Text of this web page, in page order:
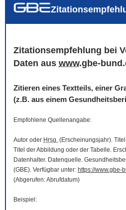
auch in allen Texten suchen
Zitationsempfehlung bei
Daten aus www.gbe-
Zitieren eines Textteils, einer
(z.B. aus einem
Empfohlene Quellenangabe:
Autor oder Hrsg. (Erscheinungsjahr).
Titel der Abbildung oder der Tabelle.
Datenhalter. Datenquelle.
(GBE). Verfügbar unter: https://www.gbe-
(Abgerufen: Abrufdatum)
Beispiel: